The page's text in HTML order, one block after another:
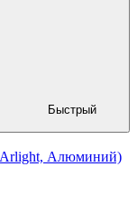
Быстрый
Алюминий)